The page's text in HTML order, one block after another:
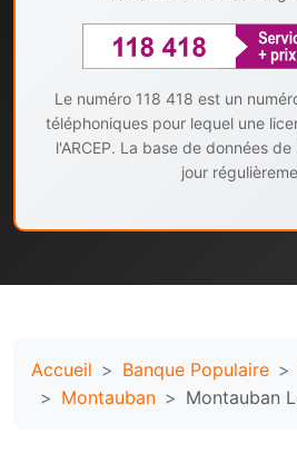
Le numéro 118 418 est un
téléphoniques pour lequel une
l'ARCEP. La base de données
jour
Accueil Banque Populaire
Montauban
Montauban